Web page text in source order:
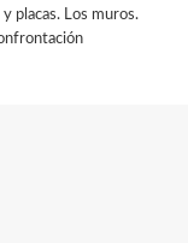
y placas. Los muros.